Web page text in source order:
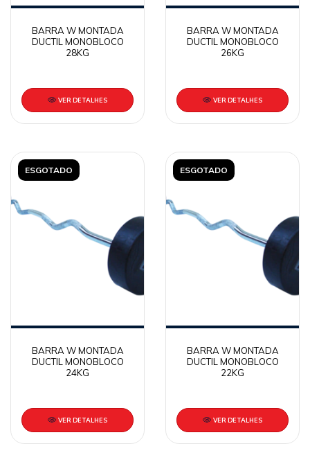
BARRA W MONTADA
DUCTIL MONOBLOCO
28KG
VER DETALHES
BARRA W MONTADA
DUCTIL MONOBLOCO
26KG
VER DETALHES
ESGOTADO
BARRA W MONTADA
DUCTIL MONOBLOCO
24KG
VER DETALHES
ESGOTADO
BARRA W MONTADA
DUCTIL MONOBLOCO
22KG
VER DETALHES